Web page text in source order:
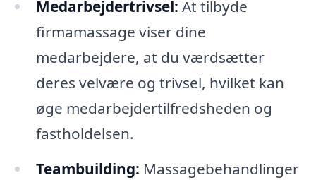
Medarbejdertrivsel: At tilbyde
firmamassage viser dine
medarbejdere, at du værdsætter
deres velvære og trivsel, hvilket kan
øge medarbejdertilfredsheden og
fastholdelsen.
Teambuilding: Massagebehandlinger